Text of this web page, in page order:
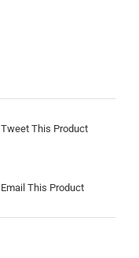
Tweet This Product
Email This Product